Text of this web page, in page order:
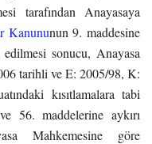
tarafından Anayasaya
Kanununun 9. maddesine
sonucu, Anayasa
tarihli ve E: 2005/98, K:
kısıtlamalara tabi
56. maddelerine aykırı
Mahkemesine göre